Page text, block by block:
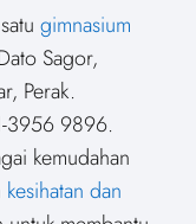
gimnasium
Sagor,
Perak.
3956 9896.
kemudahan
kesihatan dan